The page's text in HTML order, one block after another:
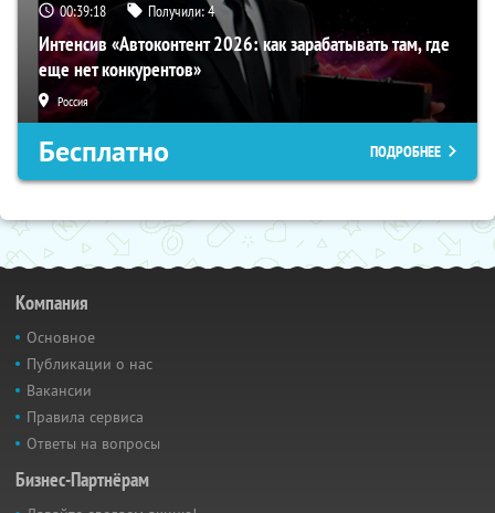
00:39:17 Получили:4
Интенсив «Автоконтент 2026: как зарабатывать там, где
еще нет конкурентов»
Россия
Бесплатно ПОДРОБНЕЕ
Компания
Основное
Публикации о нас
Вакансии
Правила сервиса
Ответы на вопросы
Бизнес-Партнёрам